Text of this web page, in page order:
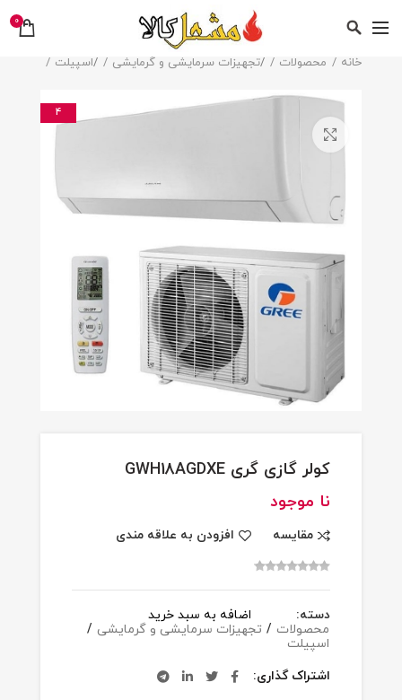
0
خانه محصولات /تجهیزات سرمایشی و گرمایشی /اسپیلت
4
کولر گازی گری GWH18AGDXE
نا موجود
مقایسه افزودن به علاقه مندی
اضافه به سبد خرید
دسته:
محصولات / تجهیزات سرمایشی و گرمایشی /
اسپیلت
اشتراک گذاری